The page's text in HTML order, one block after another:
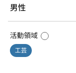
男性
活動領域
工芸